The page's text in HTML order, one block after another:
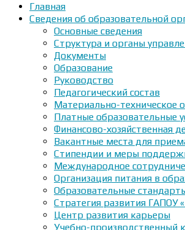
Главная
Сведения об образовательной
Основные сведения
Структура и органы
Документы
Образование
Руководство
Педагогический состав
Материально-техническое
Платные образовательные
Финансово-хозяйственная
Вакантные места для
Стипендии и меры
Международное
Организация питания в
Образовательные
Стратегия развития ГАПОУ
Центр развития карьеры
Учебно-производственный